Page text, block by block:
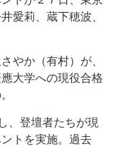
愛莉、蔵下穂波、
やか（有村）が、
大学への現役合格
、登壇者たちが現
トを実施。過去